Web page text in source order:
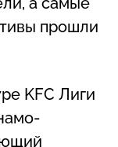
прошли
KFC Лиги